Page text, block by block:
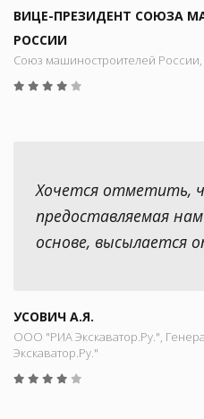
ВИЦЕ-ПРЕЗИДЕНТ СОЮЗА
РОССИИ
Союз машиностроителей России,
Хочется отметить,
предоставляемая
основе, высылается
УСОВИЧ А.Я.
ООО "РИА Экскаватор.Ру.",
Экскаватор.Ру."